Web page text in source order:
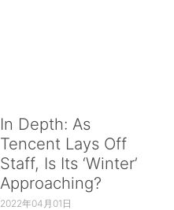
In Depth: As
Tencent Lays Off
Staff, Is Its ‘Winter’
Approaching?
2022年04月01日